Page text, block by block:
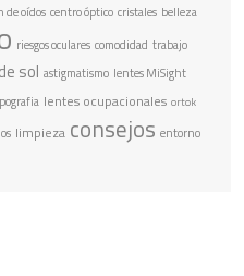
de oídos centro óptico cristales belleza
riesgos oculares comodidad trabajo
sol astigmatismo lentes MiSight
lentes ocupacionales ortok
limpieza consejos entorno